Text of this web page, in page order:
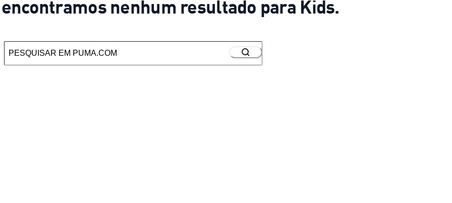
encontramos nenhum resultado para Kids.